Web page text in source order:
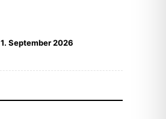
1. September 2026